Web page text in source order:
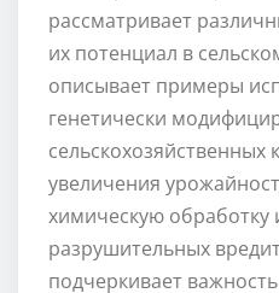
рассматривает
их потенциал в
описывает примеры
генетически
сельскохозяйственных
увеличения
химическую
разрушительных
подчеркивает